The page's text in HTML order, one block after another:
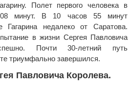
Полет первого человека в
минут. В 10 часов 55 минут
Гагарина недалеко от Саратова.
в жизни Сергея Павловича
Почти 30-летний путь
триумфально завершился.
Павловича Королева.